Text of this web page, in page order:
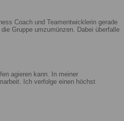
Coach und Teamentwicklerin gerade
Gruppe umzumünzen. Dabei überfalle
agieren kann. In meiner
Ich verfolge einen höchst